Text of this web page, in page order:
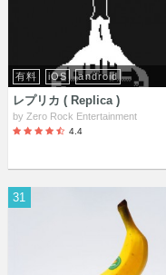
有料 iOS android
レプリカ ( Replica )
by Zero Rock Entertainment
4.4
31